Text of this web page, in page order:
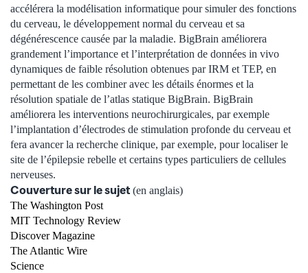
accélérera la modélisation informatique pour simuler des fonctions
du cerveau, le développement normal du cerveau et sa
dégénérescence causée par la maladie. BigBrain améliorera
grandement l’importance et l’interprétation de données in vivo
dynamiques de faible résolution obtenues par IRM et TEP, en
permettant de les combiner avec les détails énormes et la
résolution spatiale de l’atlas statique BigBrain. BigBrain
améliorera les interventions neurochirurgicales, par exemple
l’implantation d’électrodes de stimulation profonde du cerveau et
fera avancer la recherche clinique, par exemple, pour localiser le
site de l’épilepsie rebelle et certains types particuliers de cellules
nerveuses.
Couverture sur le sujet (en anglais)
The Washington Post
MIT Technology Review
Discover Magazine
The Atlantic Wire
Science